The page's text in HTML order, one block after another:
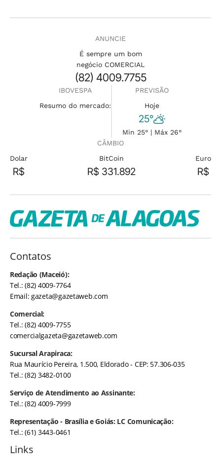
ANUNCIE
É sempre um bom
negócio COMERCIAL
(82) 4009.7755
IBOVESPA
Resumo do mercado:
PREVISÃO
Hoje
25°
Min 25° | Máx 26°
CÂMBIO
Dolar
R$
BitCoin
R$ 331.892
Euro
R$
Contatos
Redação (Maceió):
Tel.: (82) 4009-7764
Email:gazeta@gazetaweb.com
Comercial:
Tel.: (82) 4009-7755
comercialgazeta@gazetaweb.com
Sucursal Arapiraca:
Rua Maurício Pereira, 1.500, Eldorado - CEP: 57.306-035
Tel.: (82) 3482-0100
Serviço de Atendimento ao Assinante:
Tel.: (82) 4009-7999
Representação - Brasília e Goiás: LC Comunicação:
Tel.: (61) 3443-0461
Links